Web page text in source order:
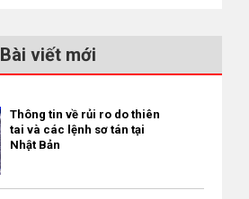
Bài viết mới
Thông tin về rủi ro do thiên
tai và các lệnh sơ tán tại
Nhật Bản